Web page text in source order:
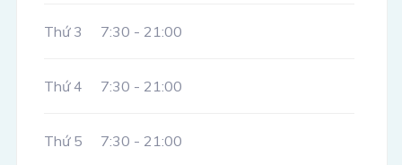
Thứ 3 7:30 - 21:00
Thứ 4 7:30 - 21:00
Thứ 5 7:30 - 21:00